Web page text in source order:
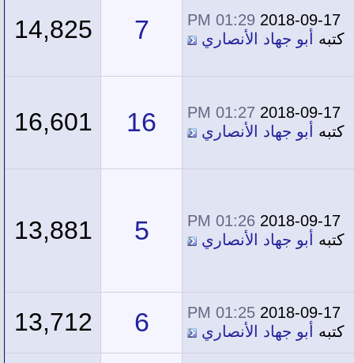
2018-09-17
01:29 PM
كتبه
أبو جهاد الأنصاري 7
14,825
2018-09-17
01:27 PM
كتبه
أبو جهاد الأنصاري 16
16,601
2018-09-17
01:26 PM
كتبه
أبو جهاد الأنصاري 5
13,881
2018-09-17
01:25 PM
كتبه
أبو جهاد الأنصاري 6
13,712